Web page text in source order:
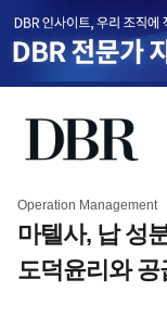
Operation Management
마텔사, 납 성
도덕윤리와 공